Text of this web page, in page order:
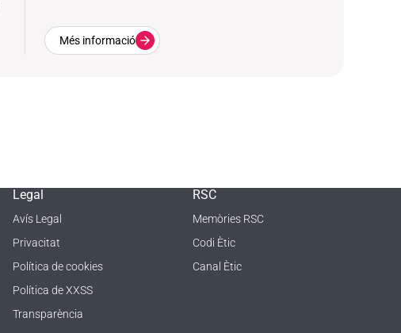
Més informació
Legal
Avís Legal
Privacitat
Política de cookies
Política de XXSS
Transparència
RSC
Memòries RSC
Codi Ètic
Canal Ètic